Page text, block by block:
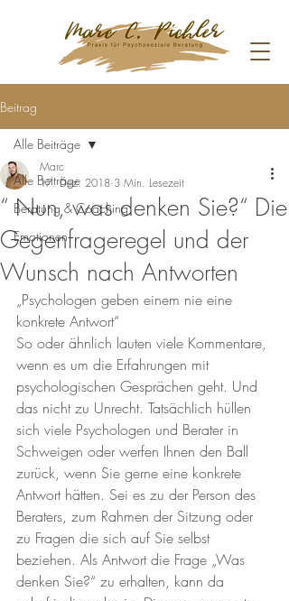
Beitrag
Alle Beiträge
Beratung & Coaching
Emotionen
Alle Beiträge
“ Nun, was denken Sie?“ Die
Gegenfrageregel und der
Wunsch nach Antworten
Marc
17. Dez. 2018 3 Min. Lesezeit
„Psychologen geben einem nie eine
konkrete Antwort“
So oder ähnlich lauten viele Kommentare,
wenn es um die Erfahrungen mit
psychologischen Gesprächen geht. Und
das nicht zu Unrecht. Tatsächlich hüllen
sich viele Psychologen und Berater in
Schweigen oder werfen Ihnen den Ball
zurück, wenn Sie gerne eine konkrete
Antwort hätten. Sei es zu der Person des
Beraters, zum Rahmen der Sitzung oder
zu Fragen die sich auf Sie selbst
beziehen. Als Antwort die Frage „Was
denken Sie?“ zu erhalten, kann da